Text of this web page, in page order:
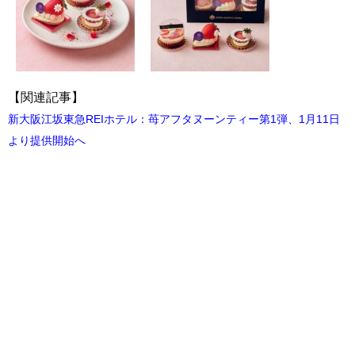
【関連記事】
新大阪江坂東急REIホテル：苺アフタヌーンティー第1弾、1月11日
より提供開始へ